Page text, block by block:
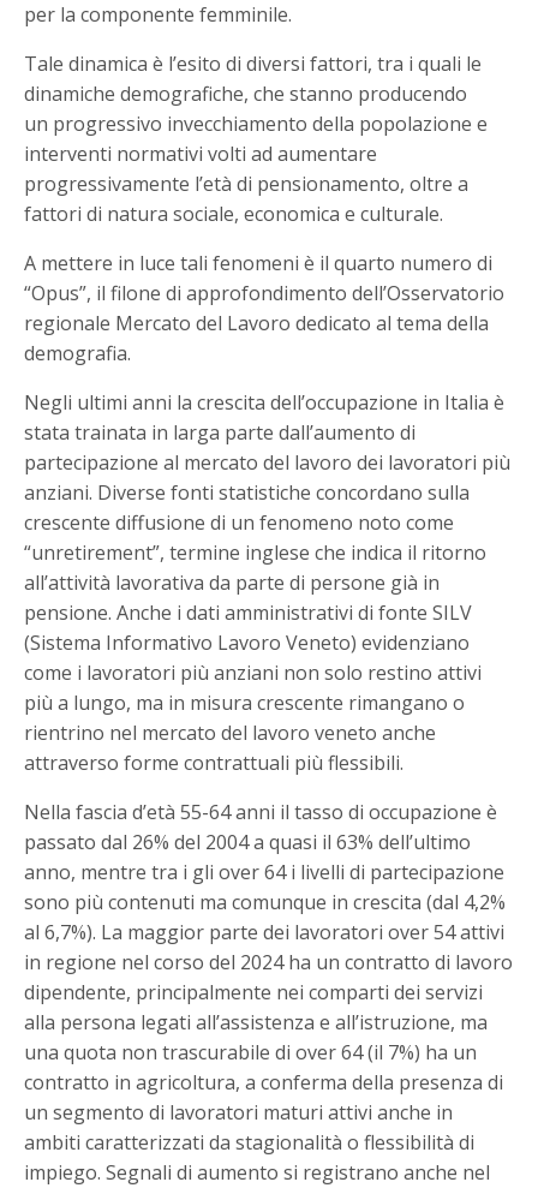
per la componente femminile.
Tale dinamica è l’esito di diversi fattori, tra i quali le
dinamiche demografiche, che stanno producendo
un progressivo invecchiamento della popolazione e
interventi normativi volti ad aumentare
progressivamente l’età di pensionamento, oltre a
fattori di natura sociale, economica e culturale.
A mettere in luce tali fenomeni è il quarto numero di
“Opus”, il filone di approfondimento dell’Osservatorio
regionale Mercato del Lavoro dedicato al tema della
demografia.
Negli ultimi anni la crescita dell’occupazione in Italia è
stata trainata in larga parte dall’aumento di
partecipazione al mercato del lavoro dei lavoratori più
anziani. Diverse fonti statistiche concordano sulla
crescente diffusione di un fenomeno noto come
“unretirement”, termine inglese che indica il ritorno
all’attività lavorativa da parte di persone già in
pensione. Anche i dati amministrativi di fonte SILV
(Sistema Informativo Lavoro Veneto) evidenziano
come i lavoratori più anziani non solo restino attivi
più a lungo, ma in misura crescente rimangano o
rientrino nel mercato del lavoro veneto anche
attraverso forme contrattuali più flessibili.
Nella fascia d’età 55-64 anni il tasso di occupazione è
passato dal 26% del 2004 a quasi il 63% dell’ultimo
anno, mentre tra i gli over 64 i livelli di partecipazione
sono più contenuti ma comunque in crescita (dal 4,2%
al 6,7%). La maggior parte dei lavoratori over 54 attivi
in regione nel corso del 2024 ha un contratto di lavoro
dipendente, principalmente nei comparti dei servizi
alla persona legati all’assistenza e all’istruzione, ma
una quota non trascurabile di over 64 (il 7%) ha un
contratto in agricoltura, a conferma della presenza di
un segmento di lavoratori maturi attivi anche in
ambiti caratterizzati da stagionalità o flessibilità di
impiego. Segnali di aumento si registrano anche nel